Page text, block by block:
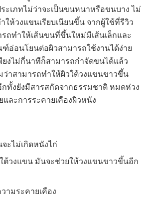
ะเภทไม่ว่าจะเป็นขนหนาหรือขนบาง ไม่
ให้วงแขนเรียบเนียนขึ้น จากผู้ใช้ที่รีวิว
ถทำให้เส้นขนที่ขึ้นใหม่มีเส้นเล็กและ
อ่อนโยนต่อผิวสามารถใช้งานได้ง่าย
ยงไม่กี่นาทีก็สามารถกำจัดขนได้แล้ว
ว่าสามารถทำให้ผิวใต้วงแขนขาวขึ้น
ทั้งยังมีสารสกัดจากธรรมชาติ หมดห่วง
ละการระคายเคืองผิวหนัง
ะไม่เกิดหนังไก่
ต้วงแขน มันจะช่วยให้วงแขนขาวขึ้นอีก
ามระคายเคือง